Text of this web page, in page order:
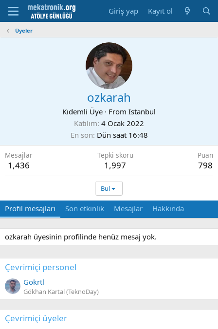
Giriş yap Kayıt ol
Üyeler
ozkarah
Kıdemli Üye · From Istanbul
Katılım 4 Ocak 2022
En son Dün saat 16:48
Mesajlar
1,436
Tepki skoru
1,997
Puan
798
Bul
Profil mesajları Son etkinlik Mesajlar Hakkında
ozkarah üyesinin profilinde henüz mesaj yok.
Çevrimiçi personel
Gokrtl
Gökhan Kartal (TeknoDay)
Çevrimiçi üyeler